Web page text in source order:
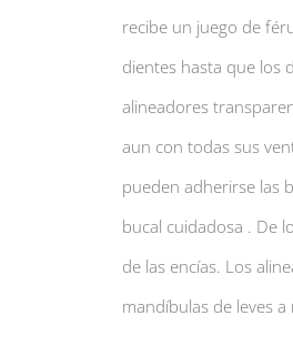
recibe un juego de
dientes hasta que los
alineadores
aun con todas sus
pueden adherirse las
bucal cuidadosa . De
de las encías. Los
mandíbulas de leves